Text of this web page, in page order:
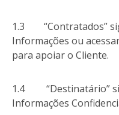
1.3 “Contratados”
Informações ou
para apoiar o Cliente.
1.4 “Destinatário”
Informações